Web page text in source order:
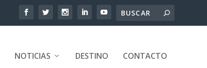
NOTICIAS DESTINO CONTACTO